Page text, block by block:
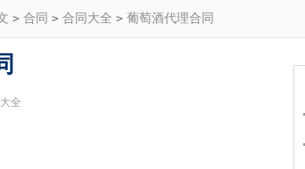
> 合同 > 合同大全 > 葡萄酒代理合同
全